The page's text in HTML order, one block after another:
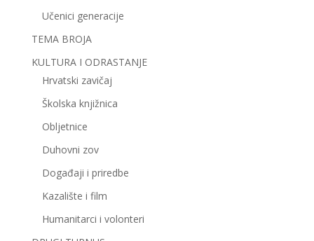
Učenici generacije
TEMA BROJA
KULTURA I ODRASTANJE
Hrvatski zavičaj
Školska knjižnica
Obljetnice
Duhovni zov
Događaji i priredbe
Kazalište i film
Humanitarci i volonteri